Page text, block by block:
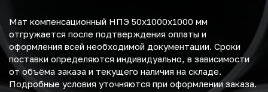
Мат компенсационный НПЭ 50х1000х1000 мм
отгружается после подтверждения оплаты и
оформления всей необходимой документации. Сроки
поставки определяются индивидуально, в зависимости
от объёма заказа и текущего наличия на складе.
Подробные условия уточняются при оформлении заказа.